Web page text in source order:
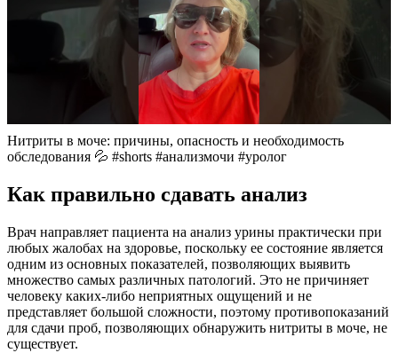
Нитриты в моче: причины, опасность и необходимость
обследования 💦 #shorts #анализмочи #уролог
Как правильно сдавать анализ
Врач направляет пациента на анализ урины практически при
любых жалобах на здоровье, поскольку ее состояние является
одним из основных показателей, позволяющих выявить
множество самых различных патологий. Это не причиняет
человеку каких-либо неприятных ощущений и не
представляет большой сложности, поэтому противопоказаний
для сдачи проб, позволяющих обнаружить нитриты в моче, не
существует.